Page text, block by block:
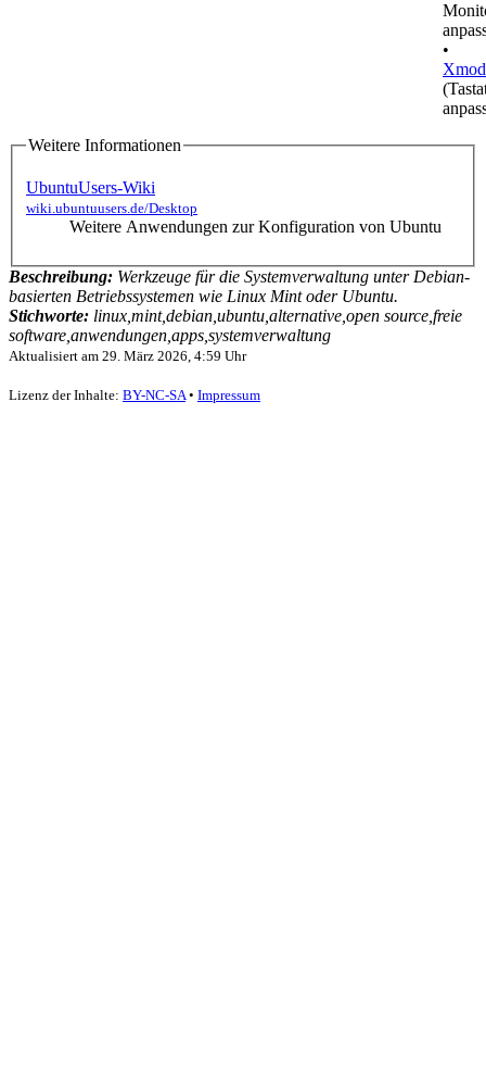
•
Weitere Informationen
UbuntuUsers-Wiki
wiki.ubuntuusers.de/Desktop
Weitere Anwendungen zur Konfiguration von Ubuntu
Beschreibung: Werkzeuge für die Systemverwaltung unter Debian-
basierten Betriebssystemen wie Linux Mint oder Ubuntu.
Stichworte: linux,mint,debian,ubuntu,alternative,open source,freie
software,anwendungen,apps,systemverwaltung
Aktualisiert am 29. März 2026, 4:59 Uhr
Lizenz der Inhalte: BY-NC-SA• Impressum